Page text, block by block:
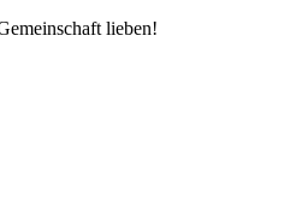
lieben!